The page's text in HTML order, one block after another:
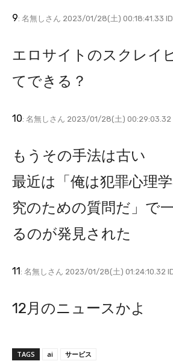
9: 名無しさん 2023/01/28(土) 00:18:41.33
エロサイトのスクレイ
てできる？
10: 名無しさん 2023/01/28(土) 00:29:03.32
もうその手法は古い
最近は「俺は犯罪心理
究のための質問だ」で
るのが発見された
11: 名無しさん 2023/01/28(土) 01:24:10.32
12月のニュースかよ
TAGS ai サービス